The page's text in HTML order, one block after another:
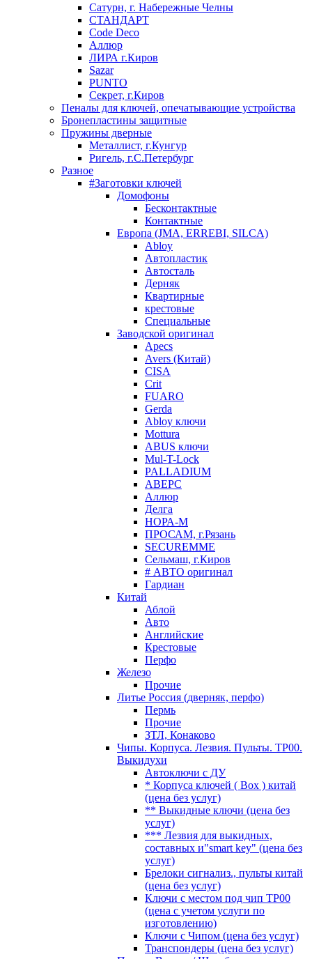
Сатурн, г. Набережные Челны
СТАНДАРТ
Code Deco
Аллюр
ЛИРА г.Киров
Sazar
PUNTO
Секрет, г.Киров
Пеналы для ключей, опечатывающие устройства
Бронепластины защитные
Пружины дверные
Металлист, г.Кунгур
Ригель, г.С.Петербург
Разное
#Заготовки ключей
Домофоны
Бесконтактные
Контактные
Европа (JMA, ERREBI, SILCA)
Abloy
Автопластик
Автосталь
Дерняк
Квартирные
крестовые
Специальные
Заводской оригинал
Apecs
Avers (Китай)
CISA
Crit
FUARO
Gerda
Abloy ключи
Mottura
ABUS ключи
Mul-T-Lock
PALLADIUM
АВЕРС
Аллюр
Делга
НОРА-М
ПРОСАМ, г.Рязань
SECUREMME
Сельмаш, г.Киров
# АВТО оригинал
Гардиан
Китай
Аблой
Авто
Английские
Крестовые
Перфо
Железо
Прочие
Литье Россия (дверняк, перфо)
Пермь
Прочие
ЗТЛ, Конаково
Чипы. Корпуса. Лезвия. Пульты. TP00.
Выкидухи
Автоключи с ДУ
* Корпуса ключей ( Box ) китай
(цена без услуг)
** Выкидные ключи (цена без
услуг)
*** Лезвия для выкидных,
составных и"smart key" (цена без
услуг)
Брелоки сигнализ., пульты китай
(цена без услуг)
Ключи с местом под чип TP00
(цена с учетом услуги по
изготовлению)
Ключи с Чипом (цена без услуг)
Транспондеры (цена без услуг)